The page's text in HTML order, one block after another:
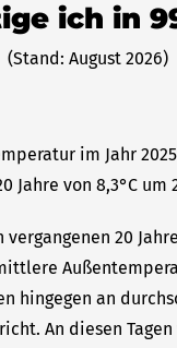
ich in
(Stand: August 2026)
im Jahr
von 8,3°C um
20
hingegen an
An diesen